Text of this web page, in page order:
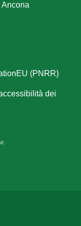
(PNRR)
dei